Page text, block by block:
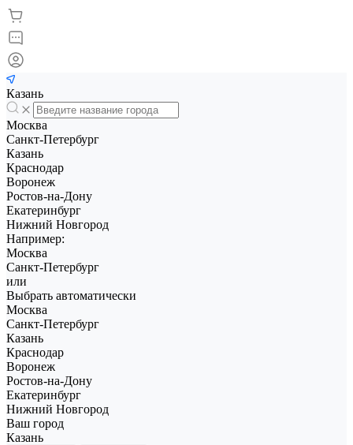
Казань
Москва
Санкт-Петербург
Казань
Краснодар
Воронеж
Ростов-на-Дону
Екатеринбург
Нижний Новгород
Например:
Москва
Санкт-Петербург
или
Выбрать автоматически
Москва
Санкт-Петербург
Казань
Краснодар
Воронеж
Ростов-на-Дону
Екатеринбург
Нижний Новгород
Ваш город
Казань